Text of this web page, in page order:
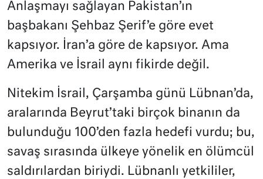
Anlaşmayı sağlayan Pakistan’ın
başbakanı Şehbaz Şerif’e göre evet
kapsıyor. İran’a göre de kapsıyor. Ama
Amerika ve İsrail aynı fikirde değil.
Nitekim İsrail, Çarşamba günü Lübnan’da,
aralarında Beyrut’taki birçok binanın da
bulunduğu 100’den fazla hedefi vurdu; bu,
savaş sırasında ülkeye yönelik en ölümcül
saldırılardan biriydi. Lübnanlı yetkililer,